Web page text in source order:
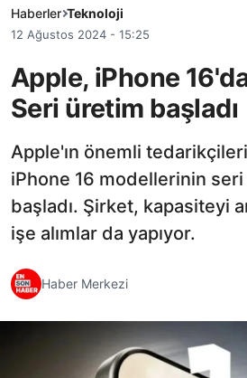
Haberler Teknoloji
12 Ağustos 2024 - 15:25
Apple, iPhone
Seri üretim başladı
Apple'ın önemli
iPhone 16 modellerinin
başladı. Şirket, kapasiteyi
işe alımlar da yapıyor.
Haber Merkezi